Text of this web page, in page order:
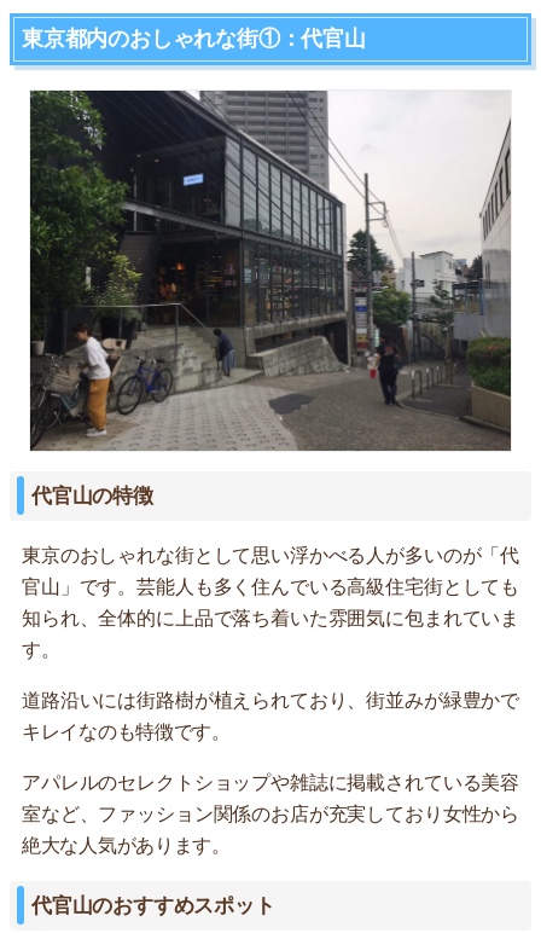
東京都内のおしゃれな街①：代官山
代官山の特徴
東京のおしゃれな街として思い浮かべる人が多いのが「代
官山」です。芸能人も多く住んでいる高級住宅街としても
知られ、全体的に上品で落ち着いた雰囲気に包まれていま
す。
道路沿いには街路樹が植えられており、街並みが緑豊かで
キレイなのも特徴です。
アパレルのセレクトショップや雑誌に掲載されている美容
室など、ファッション関係のお店が充実しており女性から
絶大な人気があります。
代官山のおすすめスポット